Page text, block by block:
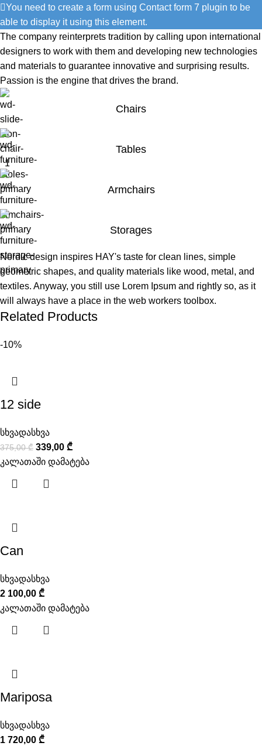
You need to create a form using Contact form 7 plugin to be
able to display it using this element.
The company reinterprets tradition by calling upon international
designers to work with them and developing new technologies
and materials to guarantee innovative and surprising results.
Passion is the engine that drives the brand.
Chairs
Tables
Armchairs
Storages
Nordic design inspires HAY's taste for clean lines, simple
geometric shapes, and quality materials like wood, metal, and
textiles. Anyway, you still use Lorem Ipsum and rightly so, as it
will always have a place in the web workers toolbox.
Related Products
-10%
12 side
სხვადასხვა
375,00₾ 339,00 ₾
კალათაში დამატება
Can
სხვადასხვა
2 100,00 ₾
კალათაში დამატება
Mariposa
სხვადასხვა
1 720,00 ₾